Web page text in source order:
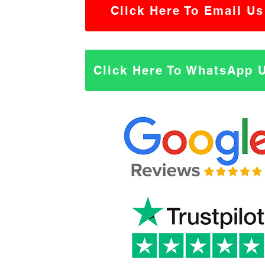
Click Here To Email Us
Click Here To WhatsApp